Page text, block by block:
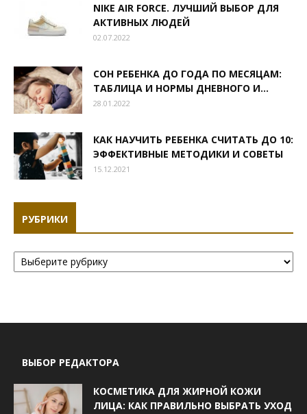
NIKE AIR FORCE. ЛУЧШИЙ ВЫБОР ДЛЯ
АКТИВНЫХ ЛЮДЕЙ
02.07.2022
СОН РЕБЕНКА ДО ГОДА ПО МЕСЯЦАМ:
ТАБЛИЦА И НОРМЫ ДНЕВНОГО И...
28.01.2022
КАК НАУЧИТЬ РЕБЕНКА СЧИТАТЬ ДО 10:
ЭФФЕКТИВНЫЕ МЕТОДИКИ И СОВЕТЫ
15.12.2021
РУБРИКИ
Рубрики
ВЫБОР РЕДАКТОРА
КОСМЕТИКА ДЛЯ ЖИРНОЙ КОЖИ
ЛИЦА: КАК ПРАВИЛЬНО ВЫБРАТЬ УХОД